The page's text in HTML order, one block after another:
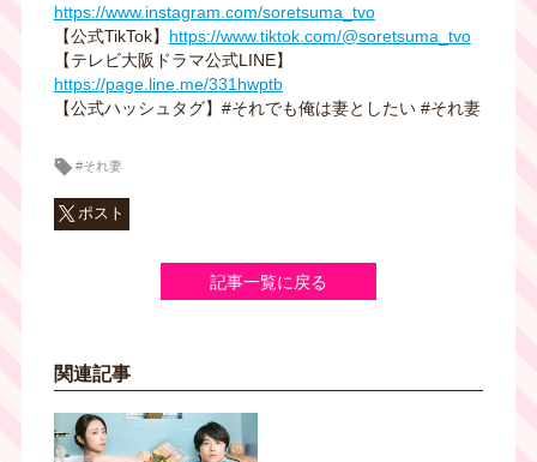
https://www.instagram.com/soretsuma_tvo
【公式TikTok】 https://www.tiktok.com/@soretsuma_tvo
【テレビ大阪ドラマ公式LINE】
https://page.line.me/331hwptb
【公式ハッシュタグ】#それでも俺は妻としたい #それ妻
#それ妻
ポスト
記事一覧に戻る
関連記事